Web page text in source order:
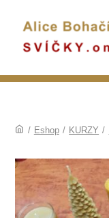
/ Eshop / KURZY /